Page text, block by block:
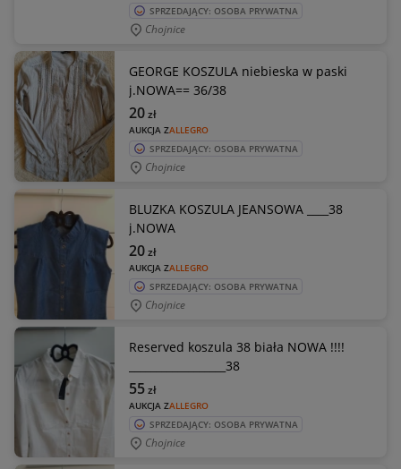
SPRZEDAJĄCY: OSOBA PRYWATNA
Chojnice
GEORGE KOSZULA niebieska w paski
j.NOWA== 36/38
AUKCJA ZALLEGRO
20zł
SPRZEDAJĄCY: OSOBA PRYWATNA
Chojnice
BLUZKA KOSZULA JEANSOWA ____38
j.NOWA
AUKCJA ZALLEGRO
20zł
SPRZEDAJĄCY: OSOBA PRYWATNA
Chojnice
Reserved koszula 38 biała NOWA !!!!
__________________38
AUKCJA ZALLEGRO
55zł
SPRZEDAJĄCY: OSOBA PRYWATNA
Chojnice